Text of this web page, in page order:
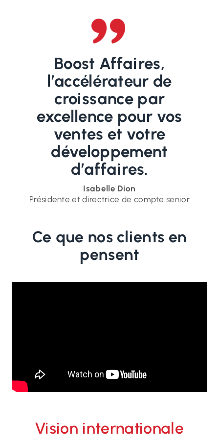
Boost Affaires,
l’accélérateur de
croissance par
excellence pour vos
ventes et votre
développement
d’affaires.
Isabelle Dion
Présidente et directrice de compte senior
Ce que nos clients en
pensent
Vision internationale